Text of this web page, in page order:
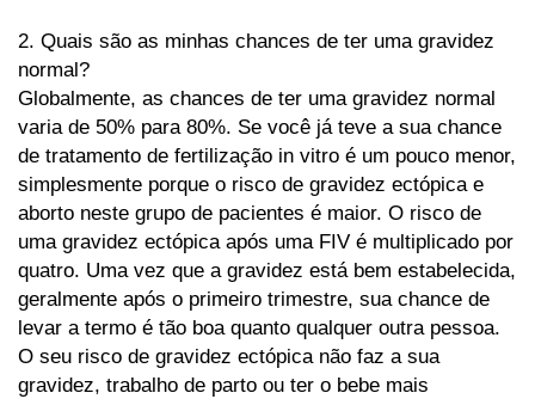
Macedonian
Maswali Nigerian
Persian
Polish
Romanian Russian
Slovak Swedish
Tamil Thai
2. Quais são as minhas chances de ter uma gravidez
normal?
Globalmente, as chances de ter uma gravidez normal
varia de 50% para 80%. Se você já teve a sua chance
de tratamento de fertilização in vitro é um pouco menor,
simplesmente porque o risco de gravidez ectópica e
aborto neste grupo de pacientes é maior. O risco de
uma gravidez ectópica após uma FIV é multiplicado por
quatro. Uma vez que a gravidez está bem estabelecida,
geralmente após o primeiro trimestre, sua chance de
levar a termo é tão boa quanto qualquer outra pessoa.
O seu risco de gravidez ectópica não faz a sua
gravidez, trabalho de parto ou ter o bebe mais